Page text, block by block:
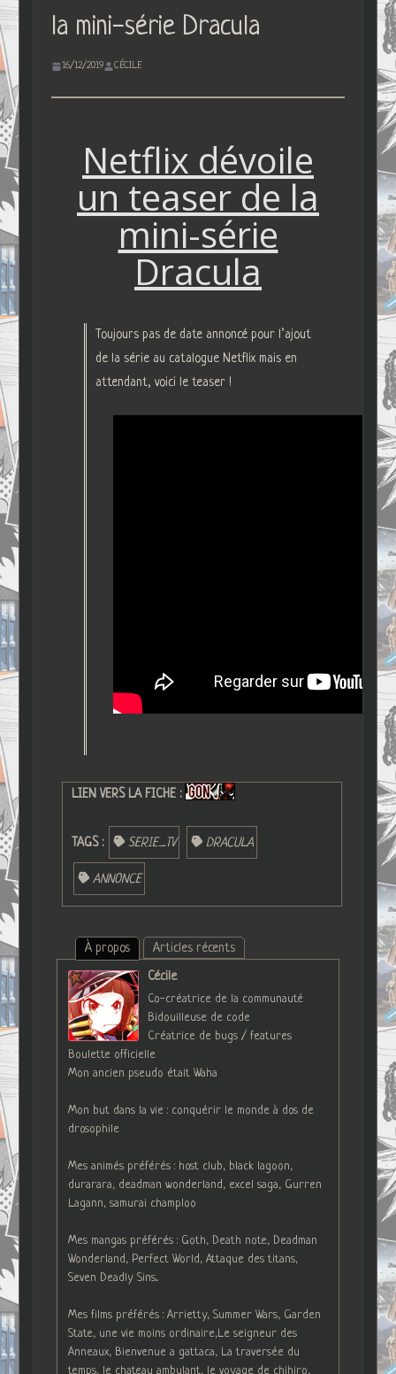
la mini-série Dracula
16/12/2019 CÉCILE
Netflix dévoile
un teaser de la
mini-série
Dracula
Toujours pas de date annoncé pour l’ajout
de la série au catalogue Netflix mais en
attendant, voici le teaser !
LIEN VERS LA FICHE :
TAGS : SERIE_TV DRACULA
ANNONCE
À propos
Articles récents
Cécile
Co-créatrice de la communauté
Bidouilleuse de code
Créatrice de bugs / features
Boulette officielle
Mon ancien pseudo était Waha
Mon but dans la vie : conquérir le monde à dos de
drosophile
Mes animés préférés : host club, black lagoon,
durarara, deadman wonderland, excel saga, Gurren
Lagann, samurai champloo
Mes mangas préférés : Goth, Death note, Deadman
Wonderland, Perfect World, Attaque des titans,
Seven Deadly Sins...
Mes films préférés : Arrietty, Summer Wars, Garden
State, une vie moins ordinaire,Le seigneur des
Anneaux, Bienvenue a gattaca, La traversée du
temps, le chateau ambulant, le voyage de chihiro,